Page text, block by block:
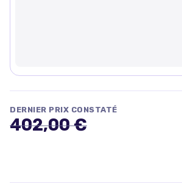
DERNIER PRIX CONSTATÉ
402,00 €